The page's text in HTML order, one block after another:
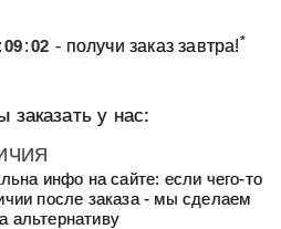
:09:02 - получи заказ завтра!*
заказать у нас:
инфо на сайте: если чего-то
после заказа - мы сделаем
альтернативу